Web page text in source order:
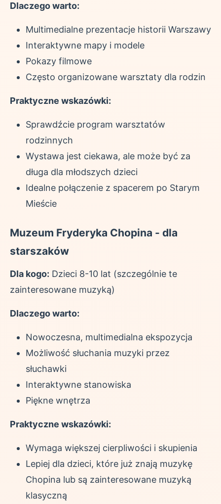
Dlaczego warto:
Multimedialne prezentacje historii Warszawy
Interaktywne mapy i modele
Pokazy filmowe
Często organizowane warsztaty dla rodzin
Praktyczne wskazówki:
Sprawdźcie program warsztatów
rodzinnych
Wystawa jest ciekawa, ale może być za
długa dla młodszych dzieci
Idealne połączenie z spacerem po Starym
Mieście
Muzeum Fryderyka Chopina - dla
starszaków
Dla kogo: Dzieci 8-10 lat (szczególnie te
zainteresowane muzyką)
Dlaczego warto:
Nowoczesna, multimedialna ekspozycja
Możliwość słuchania muzyki przez
słuchawki
Interaktywne stanowiska
Piękne wnętrza
Praktyczne wskazówki:
Wymaga większej cierpliwości i skupienia
Lepiej dla dzieci, które już znają muzykę
Chopina lub są zainteresowane muzyką
klasyczną